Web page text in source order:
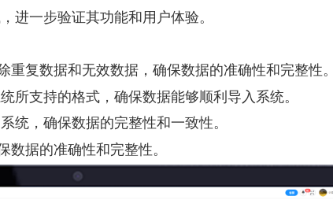
进一步验证其功能和用户体验。
重复数据和无效数据，确保数据的准确性和完整性。
所支持的格式，确保数据能够顺利导入系统。
统，确保数据的完整性和一致性。
数据的准确性和完整性。